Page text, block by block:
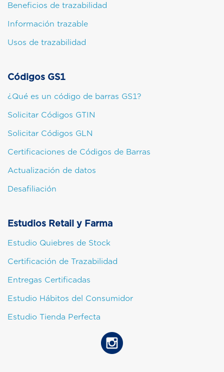
Beneficios de trazabilidad
Información trazable
Usos de trazabilidad
Códigos GS1
¿Qué es un código de barras GS1?
Solicitar Códigos GTIN
Solicitar Códigos GLN
Certificaciones de Códigos de Barras
Actualización de datos
Desafiliación
Estudios Retail y Farma
Estudio Quiebres de Stock
Certificación de Trazabilidad
Entregas Certificadas
Estudio Hábitos del Consumidor
Estudio Tienda Perfecta